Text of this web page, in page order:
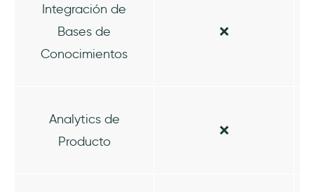
Integración de
Bases de
Conocimientos
❌
Analytics de
Producto
❌